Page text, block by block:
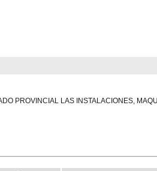
PROVINCIAL LAS INSTALACIONES,